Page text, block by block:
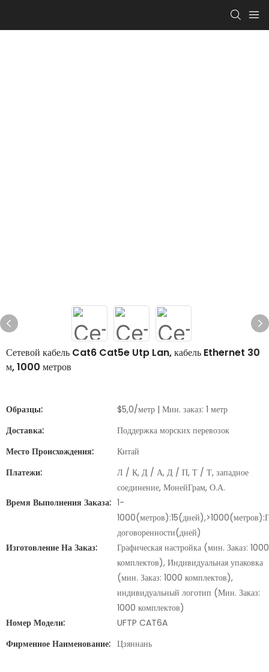
Сетевой кабель Cat6 Cat5e Utp Lan, кабель Ethernet 30
м, 1000 метров
Образцы:
$5,0/метр | Мин. заказ: 1 метр
Доставка:
Поддержка морских перевозок
Место Происхождения:
Китай
Платежи:
Л / К, Д / А, Д / П, Т / Т, западное
соединение, МонейГрам, О.А.
Время Выполнения Заказа: 1-
договоренности(дней)
Изготовление На Заказ:
Графическая настройка (мин. Заказ: 1000
комплектов), Индивидуальная упаковка
(мин. Заказ: 1000 комплектов),
индивидуальный логотип (Мин. Заказ:
1000 комплектов)
Номер Модели:
UFTP CAT6A
Фирменное Наименование: Цзяннань